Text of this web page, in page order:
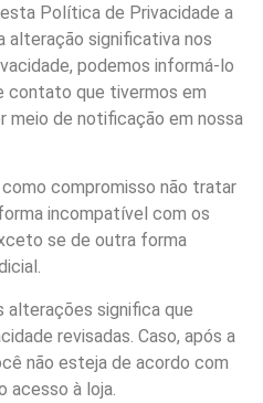
Política de Privacidade a
alteração significativa nos
podemos informá-lo
contato que tivermos em
meio de notificação em nossa
compromisso não tratar
incompatível com os
se de outra forma
alterações significa que
revisadas. Caso, após a
não esteja de acordo com
acesso à loja.